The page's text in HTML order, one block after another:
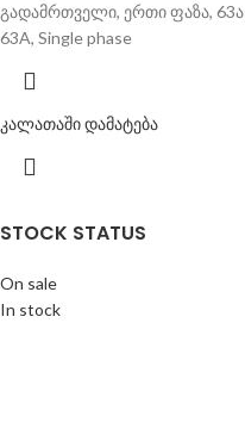
STOCK STATUS
On sale
In stock
გადამრთველი, ერთი ფაზა, 63ა
63A, Single phase
კალათაში დამატება